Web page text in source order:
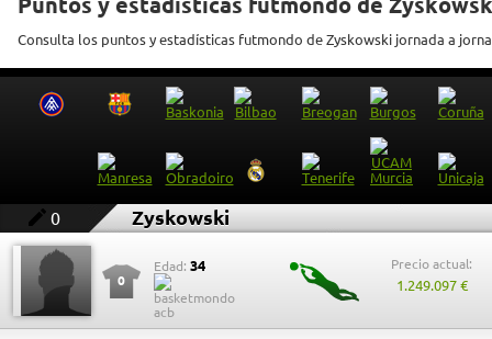
Consulta los puntos y estadísticas futmondo de Zyskowski jornada a
0 Zyskowski
0
Edad: 34 Precio actual:
1.249.097 €